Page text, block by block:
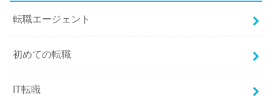
転職エージェント
初めての転職
IT転職